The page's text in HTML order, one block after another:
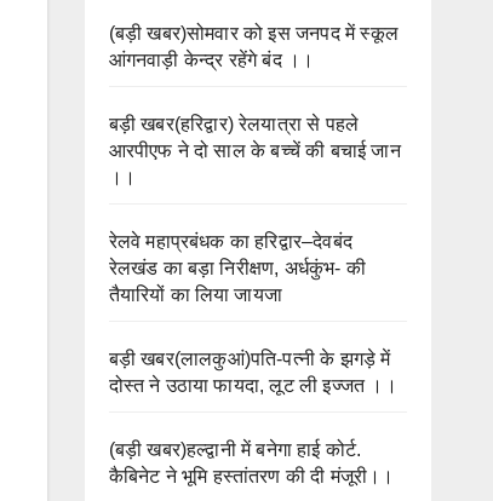
(बड़ी खबर)सोमवार को इस जनपद में स्कूल
आंगनवाड़ी केन्द्र रहेंगे बंद ।।
बड़ी खबर(हरिद्वार) रेलयात्रा से पहले
आरपीएफ ने दो साल के बच्चें की बचाई जान
।।
रेलवे महाप्रबंधक का हरिद्वार–देवबंद
रेलखंड का बड़ा निरीक्षण, अर्धकुंभ- की
तैयारियों का लिया जायजा
बड़ी खबर(लालकुआं)पति-पत्नी के झगड़े में
दोस्त ने उठाया फायदा, लूट ली इज्जत ।।
(बड़ी खबर)हल्द्वानी में बनेगा हाई कोर्ट.
कैबिनेट ने भूमि हस्तांतरण की दी मंजूरी।।